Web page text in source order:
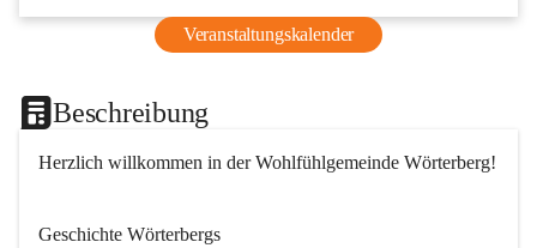
Veranstaltungskalender
Beschreibung
Herzlich willkommen in der Wohlfühlgemeinde Wörterberg!
Geschichte Wörterbergs